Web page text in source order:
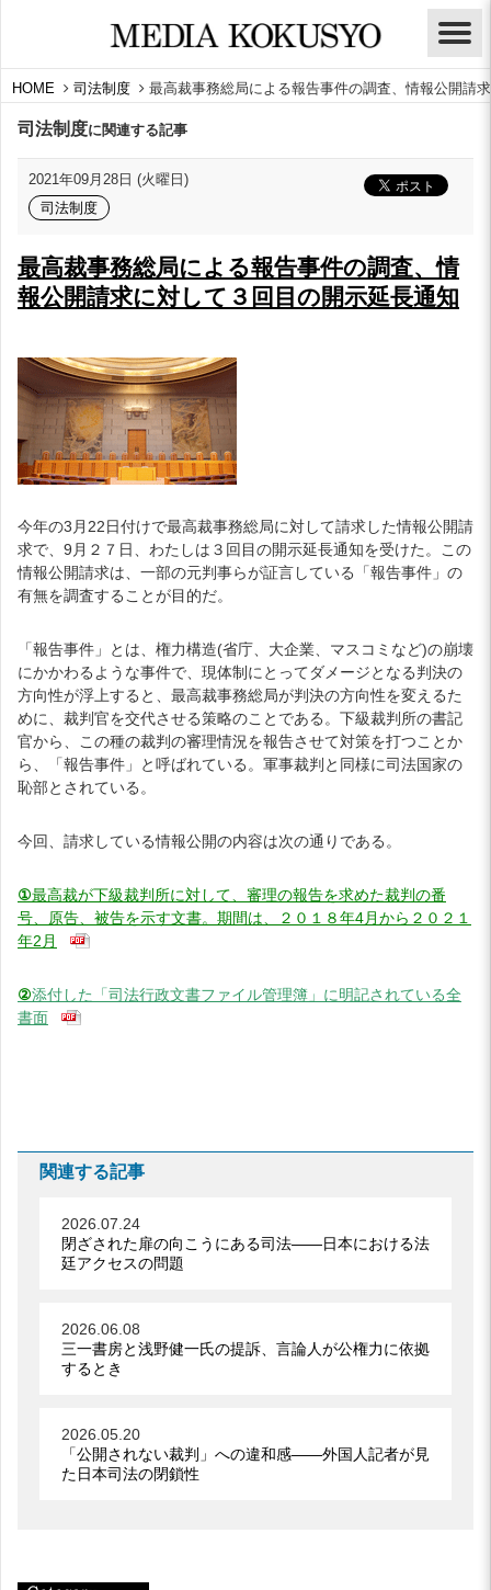
HOME 司法制度 最高裁事務総局による報告事件の調査、情報公開請
司法制度に関連する記事
2021年09月28日 (火曜日)
司法制度
最高裁事務総局による報告事件の調査、情
報公開請求に対して３回目の開示延長通知
今年の3月22日付けで最高裁事務総局に対して請求した情報公開請
求で、9月２７日、わたしは３回目の開示延長通知を受けた。この
情報公開請求は、一部の元判事らが証言している「報告事件」の
有無を調査することが目的だ。
「報告事件」とは、権力構造(省庁、大企業、マスコミなど)の崩壊
にかかわるような事件で、現体制にとってダメージとなる判決の
方向性が浮上すると、最高裁事務総局が判決の方向性を変えるた
めに、裁判官を交代させる策略のことである。下級裁判所の書記
官から、この種の裁判の審理情況を報告させて対策を打つことか
ら、「報告事件」と呼ばれている。軍事裁判と同様に司法国家の
恥部とされている。
今回、請求している情報公開の内容は次の通りである。
①最高裁が下級裁判所に対して、審理の報告を求めた裁判の番
号、原告、被告を示す文書。期間は、２０１８年4月から２０２１
年2月
②添付した「司法行政文書ファイル管理簿」に明記されている全
書面
関連する記事
2026.07.24
閉ざされた扉の向こうにある司法――日本における法
廷アクセスの問題
2026.06.08
三一書房と浅野健一氏の提訴、言論人が公権力に依拠
するとき
2026.05.20
「公開されない裁判」への違和感――外国人記者が見
た日本司法の閉鎖性